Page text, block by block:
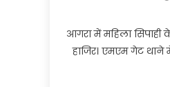
आगरा में महिला सिपाही
हाजिर। एमएम गेट